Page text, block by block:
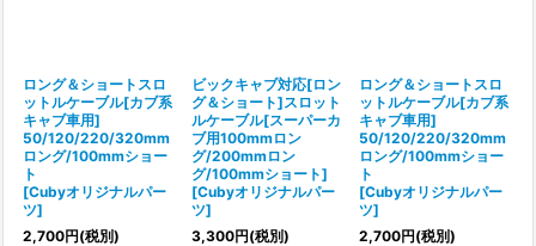
ロング＆ショートスロ
ットルケーブル[カブ系
キャブ車用]
50/120/220/320mm
ロング/100mmショー
ト
[Cubyオリジナルパー
ツ]
2,700円(税別)
ビックキャブ対応[ロン
グ＆ショート]スロット
ルケーブル[スーパーカ
ブ用100mmロン
グ/200mmロン
グ/100mmショート]
[Cubyオリジナルパー
ツ]
3,300円(税別)
ロング＆ショートスロ
ットルケーブル[カブ系
キャブ車用]
50/120/220/320mm
ロング/100mmショー
ト
[Cubyオリジナルパー
ツ]
2,700円(税別)